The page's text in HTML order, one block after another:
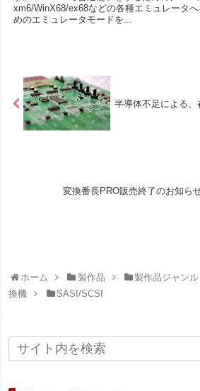
xm6/WinX68/ex68などの各種エミュレータ
めのエミュレータモードを...
半導体不足による
変換番長PRO販売終了のお知ら
ホーム 製作品 製作品ジャンル
換機
SASI/SCSI